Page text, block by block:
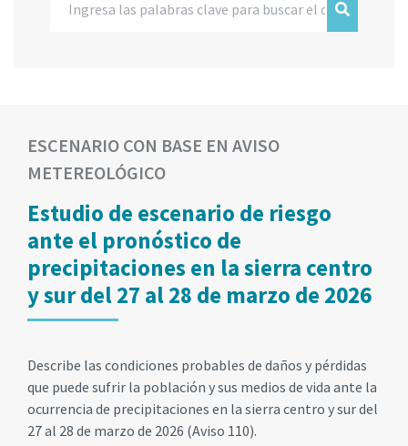
ESCENARIO CON BASE EN AVISO
METEREOLÓGICO
Estudio de escenario de riesgo
ante el pronóstico de
precipitaciones en la sierra centro
y sur del 27 al 28 de marzo de 2026
Describe las condiciones probables de daños y pérdidas
que puede sufrir la población y sus medios de vida ante la
ocurrencia de precipitaciones en la sierra centro y sur del
27 al 28 de marzo de 2026 (Aviso 110).